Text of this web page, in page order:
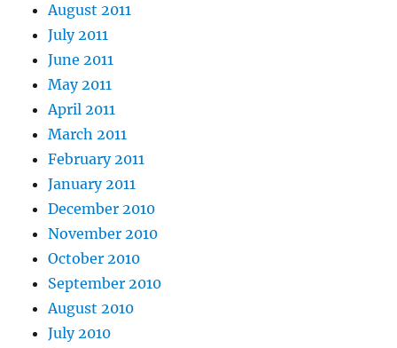
August 2011
July 2011
June 2011
May 2011
April 2011
March 2011
February 2011
January 2011
December 2010
November 2010
October 2010
September 2010
August 2010
July 2010